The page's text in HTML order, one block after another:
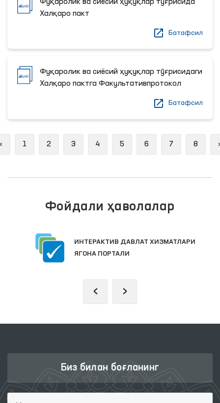
Фуқаролик ва сиёсий ҳуқуқлар тўғрисида
Халқаро пакт
Батафсил
Фуқаролик ва сиёсий ҳуқуқлар тўғрисидаги
Халқаро пактга Факультативпротокол
Батафсил
Previous
1 2 3 4 5 6 7 8
Фойдали ҳаволалар
ИНТЕРАКТИВ ДАВЛАТ ХИЗМАТЛАРИ
ЯГОНА ПОРТАЛИ
‹ ›
Биз билан боғланинг